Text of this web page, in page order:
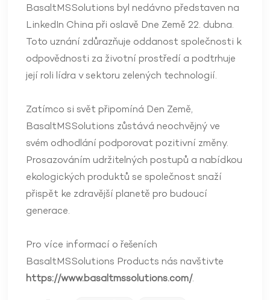
BasaltMSSolutions byl nedávno představen na
LinkedIn China při oslavě Dne Země 22. dubna.
Toto uznání zdůrazňuje oddanost společnosti k
odpovědnosti za životní prostředí a podtrhuje
její roli lídra v sektoru zelených technologií.
Zatímco si svět připomíná Den Země,
BasaltMSSolutions zůstává neochvějný ve
svém odhodlání podporovat pozitivní změny.
Prosazováním udržitelných postupů a nabídkou
ekologických produktů se společnost snaží
přispět ke zdravější planetě pro budoucí
generace.
Pro více informací o řešeních
BasaltMSSolutions Products nás navštivte
https://www.basaltmssolutions.com/.